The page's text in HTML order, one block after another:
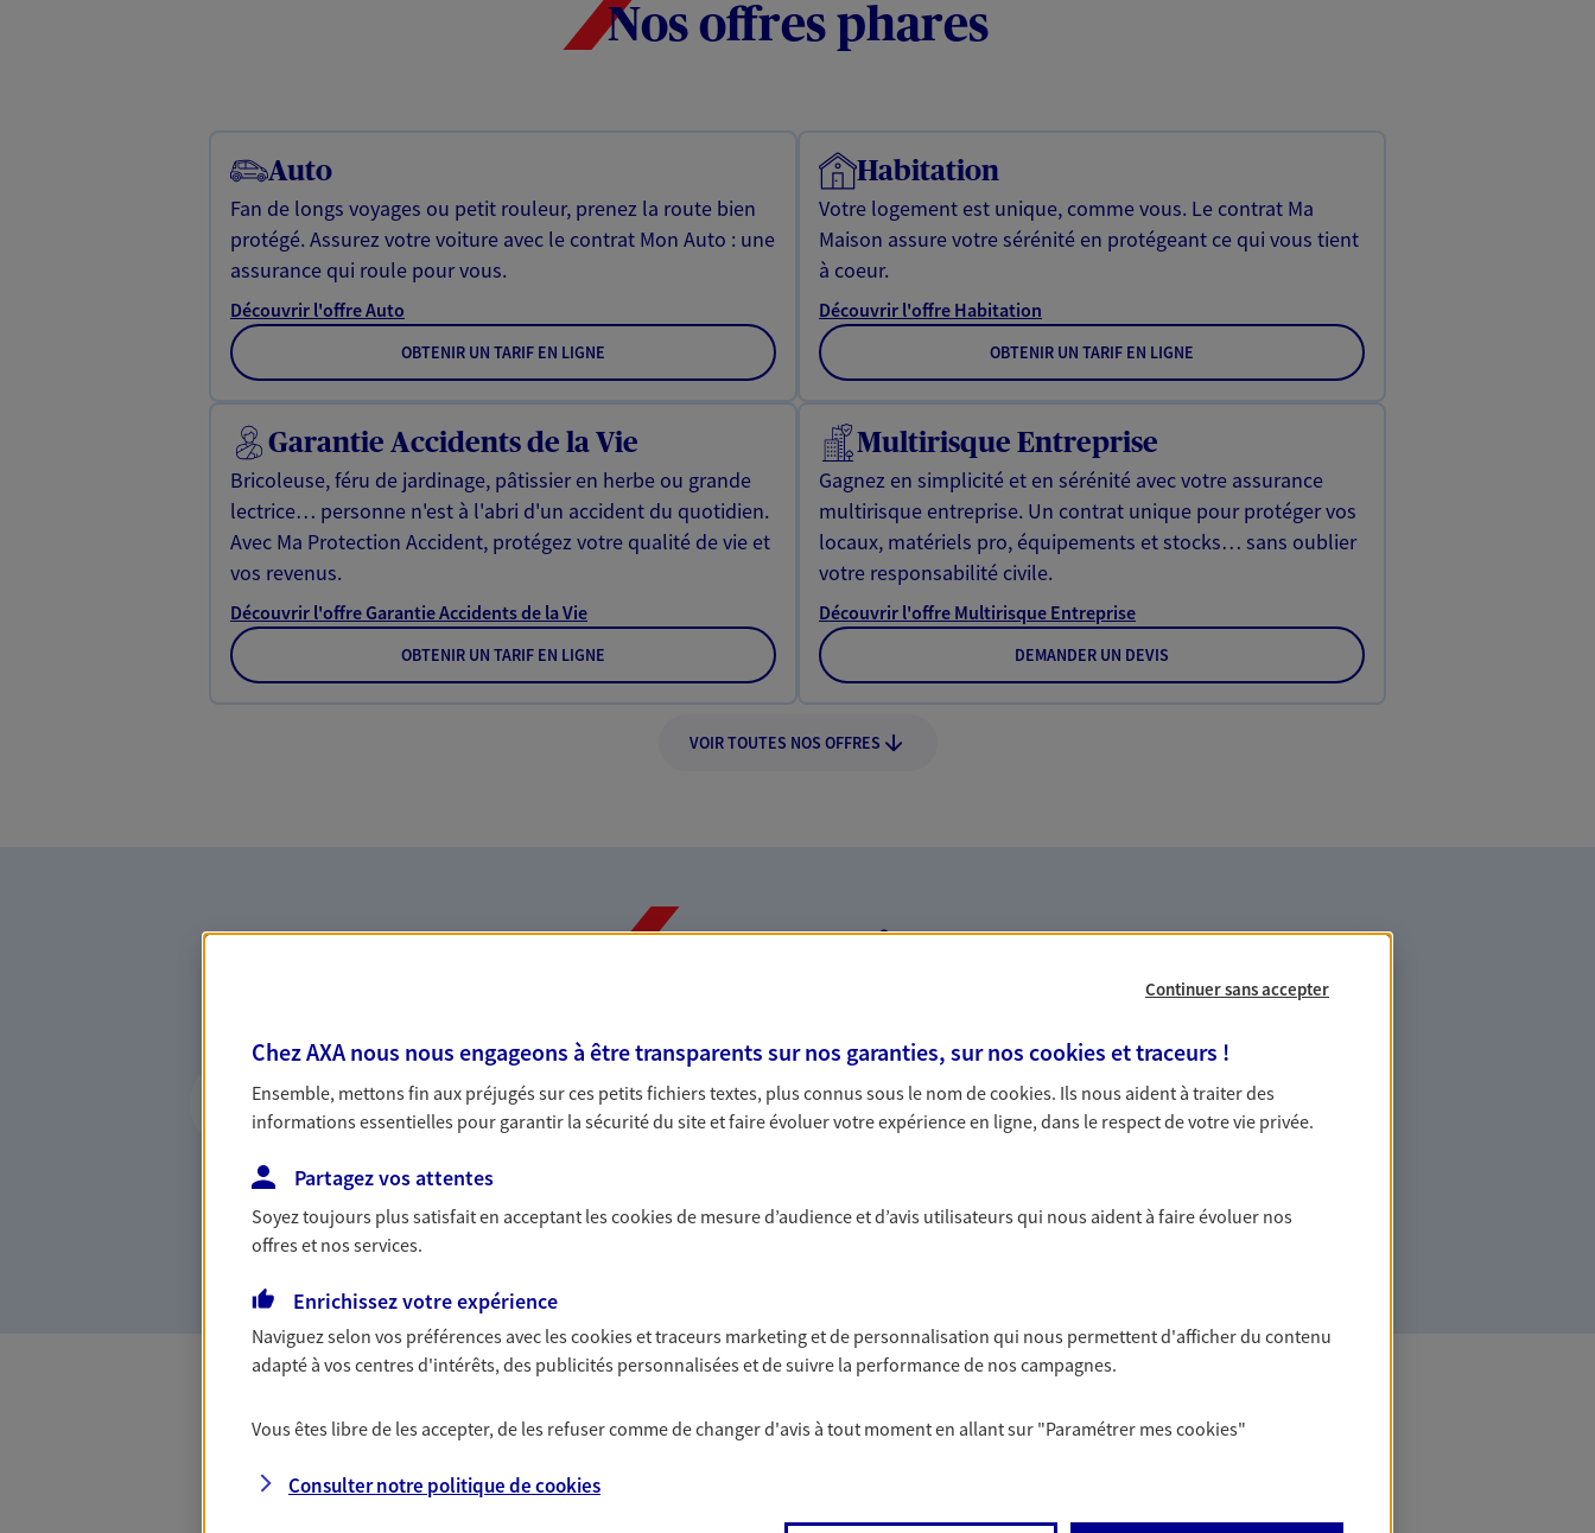
Nos offres phares
Auto
Fan de longs voyages ou petit rouleur, prenez la route bien
protégé. Assurez votre voiture avec le contrat Mon Auto : une
assurance qui roule pour vous.
Découvrir l'offre Auto
OBTENIR UN TARIF EN LIGNE
Habitation
Votre logement est unique, comme vous. Le contrat Ma
Maison assure votre sérénité en protégeant ce qui vous tient
à coeur.
Découvrir l'offre Habitation
OBTENIR UN TARIF EN LIGNE
Garantie Accidents de la Vie
Bricoleuse, féru de jardinage, pâtissier en herbe ou grande
lectrice… personne n'est à l'abri d'un accident du quotidien.
Avec Ma Protection Accident, protégez votre qualité de vie et
vos revenus.
Découvrir l'offre Garantie Accidents de la Vie
OBTENIR UN TARIF EN LIGNE
Multirisque Entreprise
Gagnez en simplicité et en sérénité avec votre assurance
multirisque entreprise. Un contrat unique pour protéger vos
locaux, matériels pro, équipements et stocks… sans oublier
votre responsabilité civile.
Découvrir l'offre Multirisque Entreprise
DEMANDER UN DEVIS
VOIR TOUTES NOS OFFRES
Nos expertises
Vous accompagner dans la durée et la
confiance
votre vie, c'est ainsi que nous concevons notre métier : dans
la confiance et la proximité. C'est en apprenant à vous
connaître que nous proposons de meilleures solutions.
Accompagner les professionnels et les
entreprises
votre activité, vos collaborateurs... mais aussi vous-même et
Toutes nos offres Assurance & Banque
Continuer sans accepter
Chez AXA nous nous engageons à être transparents sur nos garanties, sur nos cookies et traceurs !
Ensemble, mettons fin aux préjugés sur ces petits fichiers textes, plus connus sous le nom decookies. Ils nous aident à traiter des
informations essentielles pour garantir la sécurité du site et faire évoluer votre expérience en ligne, dans le respect de votre vie privée.
Partagez vos attentes
Soyez toujours plus satisfait en acceptant lescookiesde mesure d’audience et d’avis utilisateurs qui nous aident à faire évoluer nos
offres et nos services.
Enrichissez votre expérience
Naviguez selon vos préférences avec lescookies et traceurs marketing et de personnalisation qui nous permettent d'afficher du contenu
adapté à vos centres d'intérêts, des publicités personnalisées et de suivre la performance de nos campagnes.
Vous êtes libre de les accepter, de les refuser comme de changer d'avis à tout moment en allant sur "Paramétrer mescookies"
Consulter notre politique decookies